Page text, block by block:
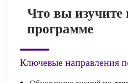
Что вы изучите
программе
Ключевые направления